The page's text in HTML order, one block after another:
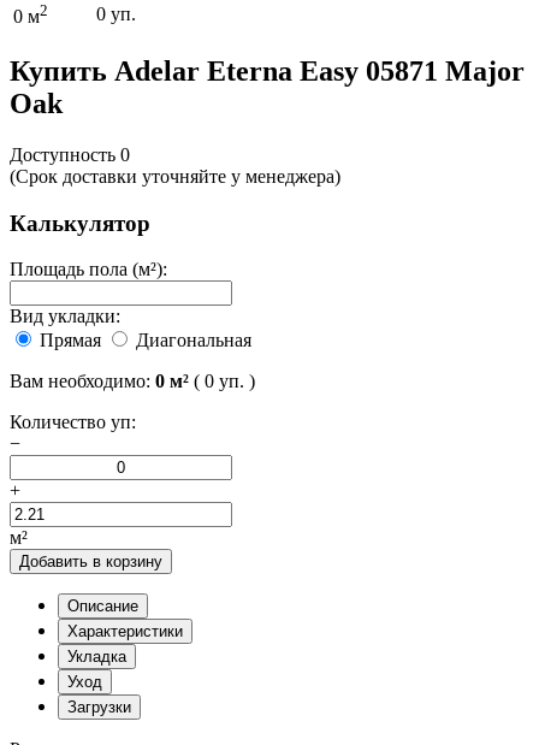
0 м2 0 уп.
Купить Adelar Eterna Easy 05871 Major
Oak
Доcтупность 0
(Срок доставки уточняйте у менеджера)
Калькулятор
Площадь пола (м²):
Вид укладки:
Прямая
Диагональная
Вам необходимо: 0 м² ( 0 уп. )
Количество уп:
−
+
м²
Добавить в корзину
Описание
Характеристики
Укладка
Уход
Загрузки